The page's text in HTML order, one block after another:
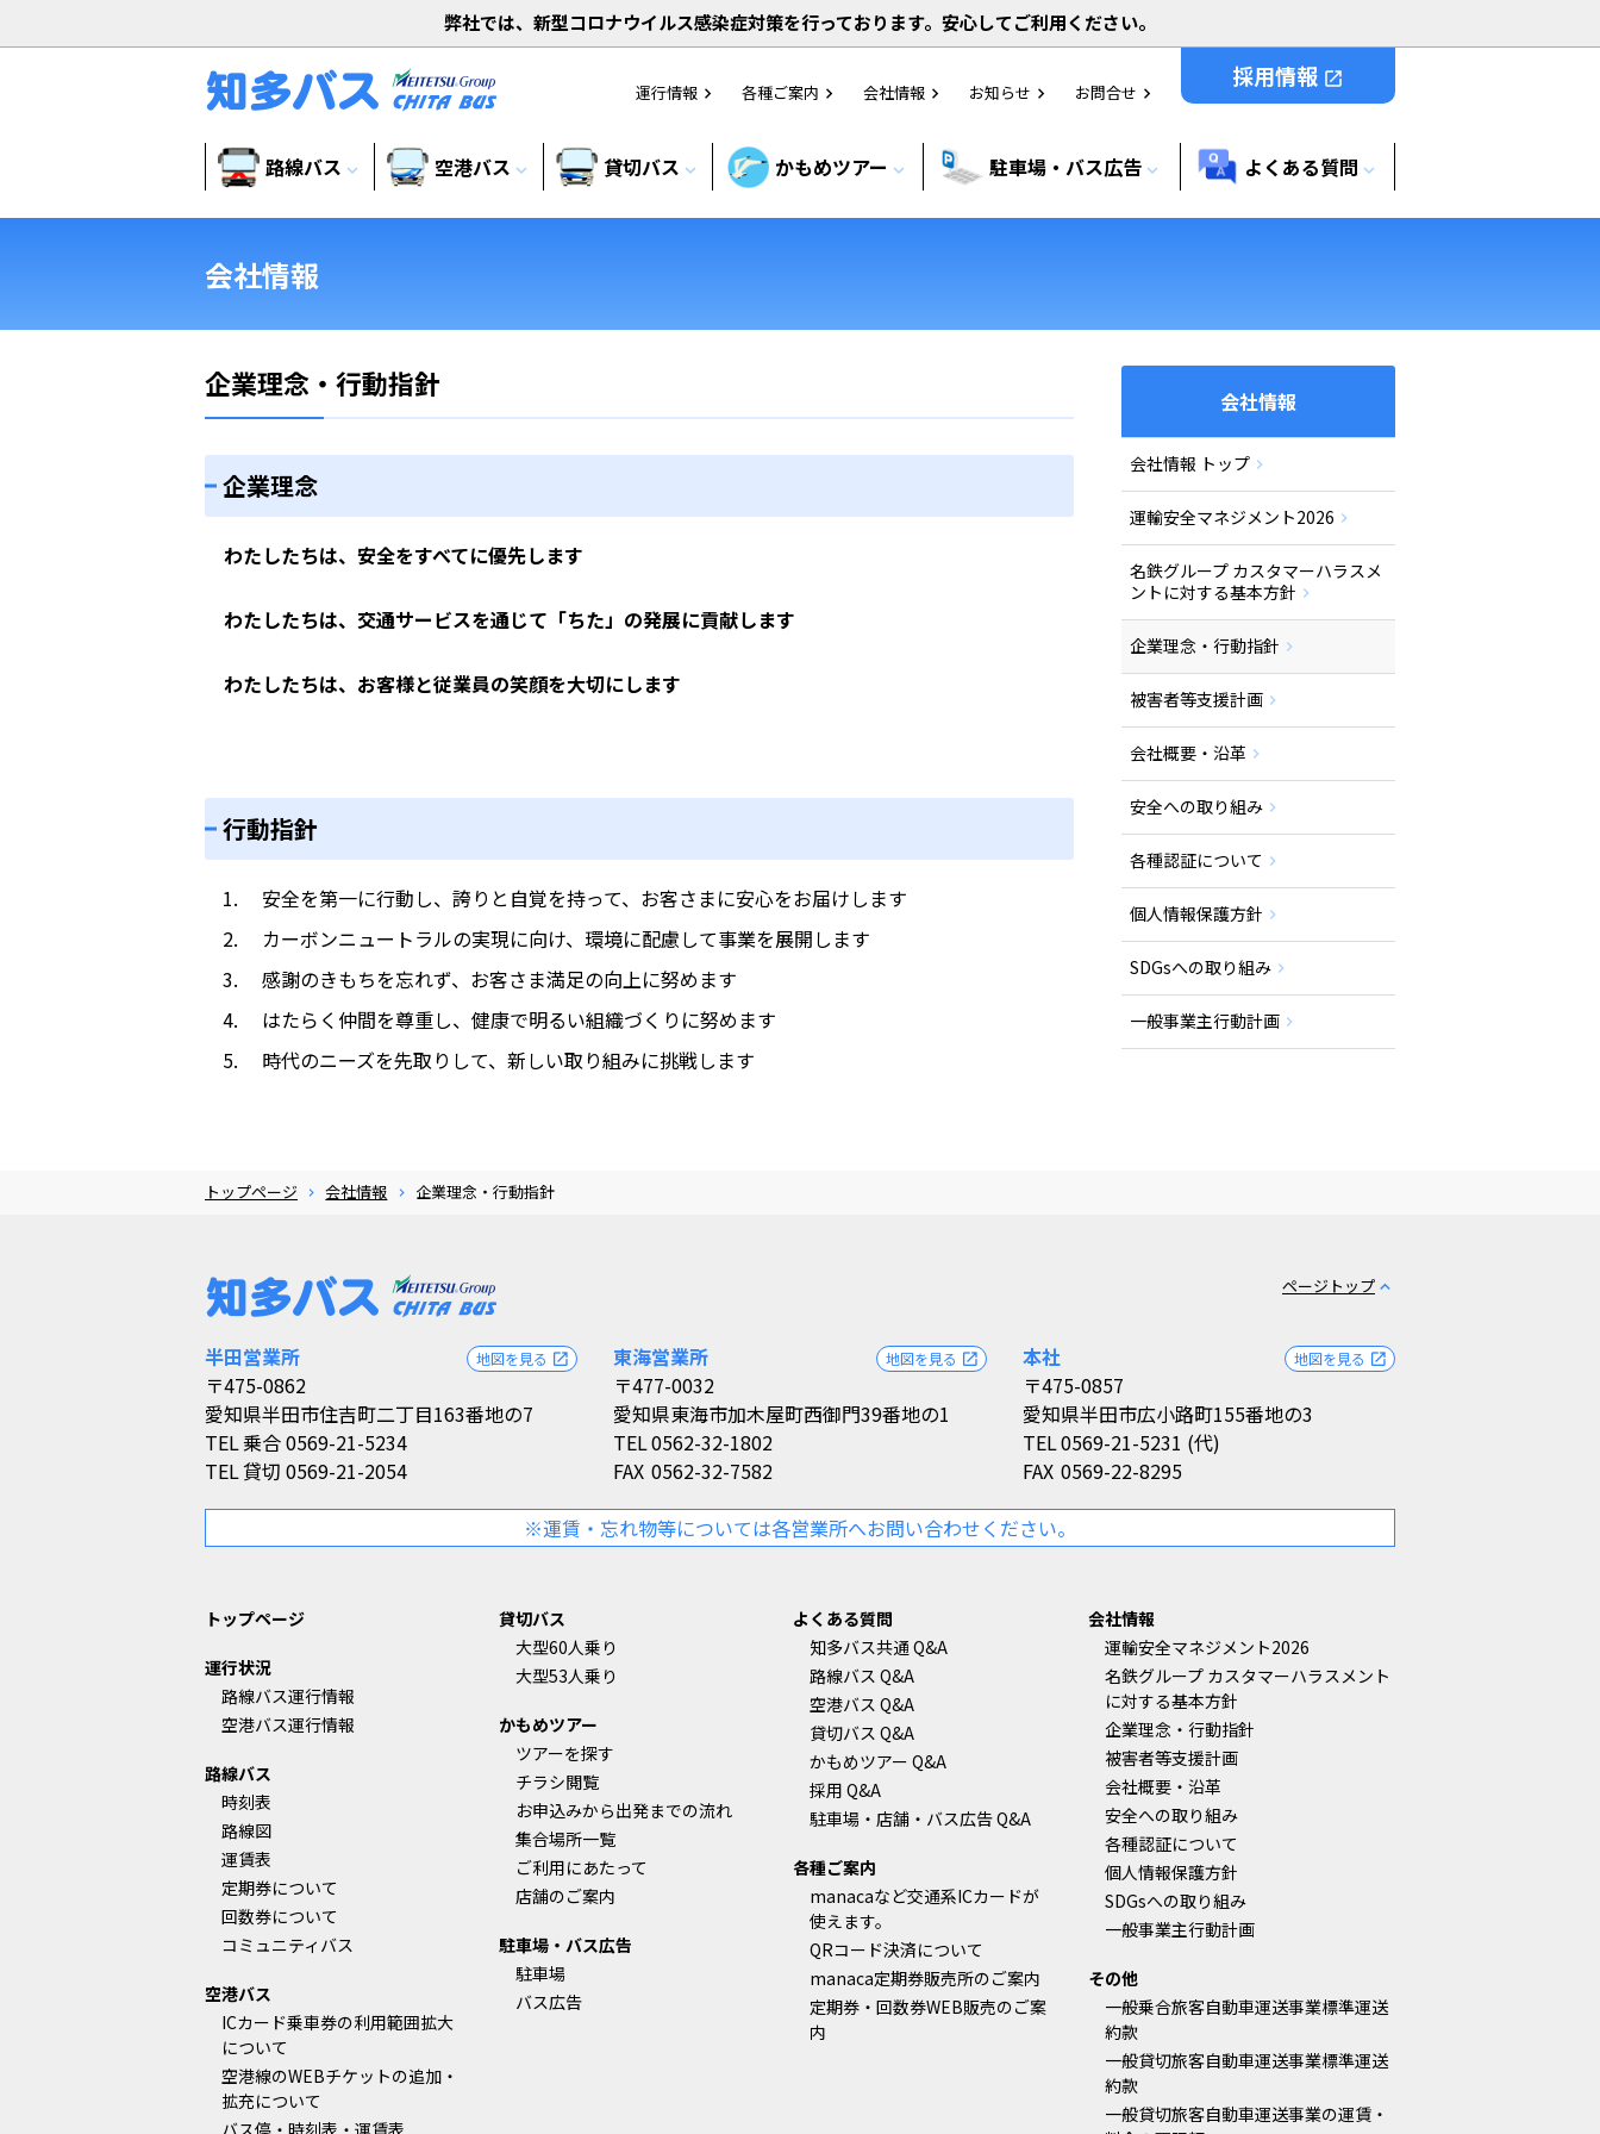
弊社では、新型コロナウイルス感染症対策を行っております。安心してご利用ください。
運行情報 chevron_right 各種ご案内 chevron_right 会社情報 chevron_right お知らせ chevron_right お問合せ chevron_right
採用情報 open_in_new
路線バス expand_more 空港バス expand_more 貸切バス expand_more かもめツアー expand_more 駐車場・バス広告expand_more よくある質問 expand_more
会社情報
企業理念・行動指針
企業理念
わたしたちは、安全をすべてに優先します
わたしたちは、交通サービスを通じて「ちた」の発展に貢献します
わたしたちは、お客様と従業員の笑顔を大切にします
行動指針
安全を第一に行動し、誇りと自覚を持って、お客さまに安心をお届けします
カーボンニュートラルの実現に向け、環境に配慮して事業を展開します
感謝のきもちを忘れず、お客さま満足の向上に努めます
はたらく仲間を尊重し、健康で明るい組織づくりに努めます
時代のニーズを先取りして、新しい取り組みに挑戦します
会社情報
会社情報 トップ
運輸安全マネジメント2026
名鉄グループ カスタマーハラスメ
ントに対する基本方針
企業理念・行動指針
被害者等支援計画
会社概要・沿革
安全への取り組み
各種認証について
個人情報保護方針
SDGsへの取り組み
一般事業主行動計画
トップページ 会社情報 企業理念・行動指針
ページトップ expand_less
半田営業所
〒475-0862
愛知県半田市住吉町二丁目163番地の7
地図を見る open_in_new
TEL乗合 0569-21-5234
TEL貸切 0569-21-2054
東海営業所
〒477-0032
愛知県東海市加木屋町西御門39番地の1
地図を見る open_in_new
TEL0562-32-1802
FAX 0562-32-7582
本社
〒475-0857
愛知県半田市広小路町155番地の3
地図を見る open_in_new
TEL0569-21-5231 (代)
FAX 0569-22-8295
※運賃・忘れ物等については各営業所へお問い合わせください。
トップページ
運行状況
路線バス運行情報
空港バス運行情報
路線バス
時刻表
路線図
運賃表
定期券について
回数券について
コミュニティバス
空港バス
ICカード乗車券の利用範囲拡大
について
空港線のWEBチケットの追加・
拡充について
バス停・時刻表・運賃表
貸切バス
大型60人乗り
大型53人乗り
かもめツアー
ツアーを探す
チラシ閲覧
お申込みから出発までの流れ
集合場所一覧
ご利用にあたって
店舗のご案内
駐車場・バス広告
駐車場
バス広告
よくある質問
知多バス共通 Q&A
路線バス Q&A
空港バス Q&A
貸切バス Q&A
かもめツアー Q&A
採用 Q&A
駐車場・店舗・バス広告 Q&A
各種ご案内
manacaなど交通系ICカードが
使えます。
QRコード決済について
manaca定期券販売所のご案内
定期券・回数券WEB販売のご案
内
会社情報
運輸安全マネジメント2026
名鉄グループ カスタマーハラスメント
に対する基本方針
企業理念・行動指針
被害者等支援計画
会社概要・沿革
安全への取り組み
各種認証について
個人情報保護方針
SDGsへの取り組み
一般事業主行動計画
その他
一般乗合旅客自動車運送事業標準運送
約款
一般貸切旅客自動車運送事業標準運送
約款
一般貸切旅客自動車運送事業の運賃・